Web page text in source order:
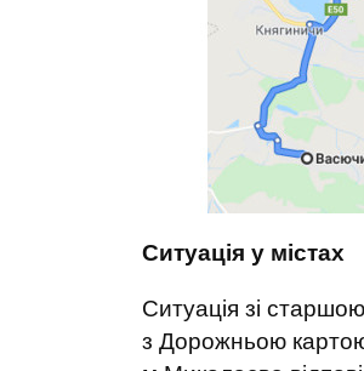
Ситуація у містах
Ситуація зі
з Дорожньою картою